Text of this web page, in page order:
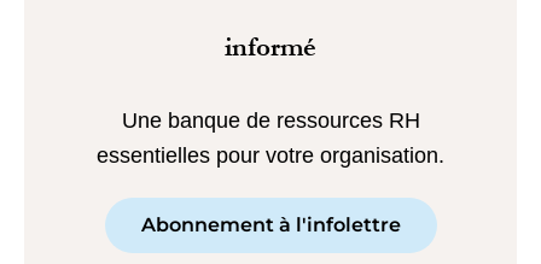
informé
Une banque de ressources RH
essentielles pour votre organisation.
Abonnement à l'infolettre